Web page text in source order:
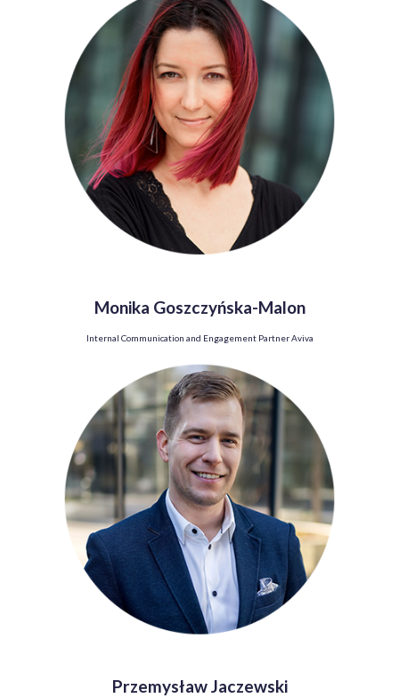
Monika Goszczyńska-Malon
Internal Communication and Engagement Partner Aviva
Przemysław Jaczewski